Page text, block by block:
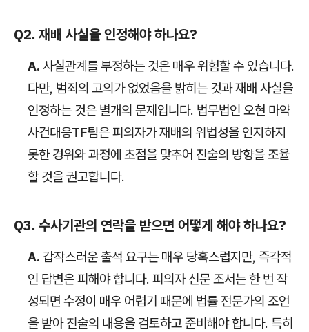
Q2. 재배 사실을 인정해야 하나요?
A. 사실관계를 부정하는 것은 매우 위험할 수 있습니다.
다만, 범죄의 고의가 없었음을 밝히는 것과 재배 사실을
인정하는 것은 별개의 문제입니다. 법무법인 오현 마약
사건대응TF팀은 피의자가 재배의 위법성을 인지하지
못한 경위와 과정에 초점을 맞추어 진술의 방향을 조율
할 것을 권고합니다.
Q3. 수사기관의 연락을 받으면 어떻게 해야 하나요?
A. 갑작스러운 출석 요구는 매우 당혹스럽지만, 즉각적
인 답변은 피해야 합니다. 피의자 신문 조서는 한 번 작
성되면 수정이 매우 어렵기 때문에 법률 전문가의 조언
을 받아 진술의 내용을 검토하고 준비해야 합니다. 특히